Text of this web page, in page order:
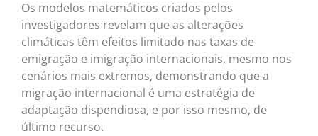
Os modelos matemáticos criados pelos
investigadores revelam que as alterações
climáticas têm efeitos limitado nas taxas de
emigração e imigração internacionais, mesmo nos
cenários mais extremos, demonstrando que a
migração internacional é uma estratégia de
adaptação dispendiosa, e por isso mesmo, de
último recurso.